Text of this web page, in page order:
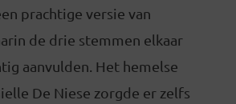
prachtige versie van
de drie stemmen elkaar
aanvulden. Het hemelse
De Niese zorgde er zelfs